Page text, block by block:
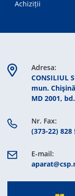
Achiziții
Adresa:
CONSILIUL
mun.
MD 2001,
Nr. Fax:
(373-22) 828
E-mail: